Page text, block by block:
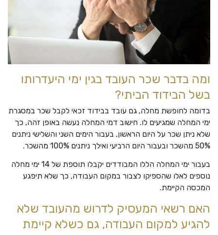
ומה בדבר שכר העובד בגין ימי היעדרותו
בשל הבידוד הביתי?
בדומה לחופשת מחלה, גם עובד בבידוד זכאי לקבל שכר במסגרת
ימי המחלה שמגיעים לו. חישוב דמי המחלה נעשה באופן זהה, כך
שלא ניתן שכר על היום הראשון, בעבור הימים השני והשלישי ניתנים
50% מהשכר ובעבור היום הרביעי ואילך ניתנים 100% מהשכר.
בעבור ימי המחלה הללו המבודדים יקבלו תוספת של 14 ימי מחלה
נוספים לאלו שהספיקו לצבור במקום העבודה, כך שלא תיפגע
המכסה הקיימת.
האם רשאי המעסיק לדרוש מהעובד שלא
להגיע למקום העבודה, גם כשלא קיימת